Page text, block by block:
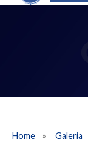
Home Galeria